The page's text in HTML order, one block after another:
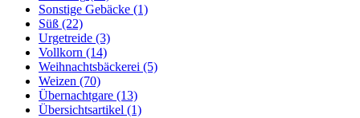
Sonstige Gebäcke (1)
Süß (22)
Urgetreide (3)
Vollkorn (14)
Weihnachtsbäckerei (5)
Weizen (70)
Übernachtgare (13)
Übersichtsartikel (1)